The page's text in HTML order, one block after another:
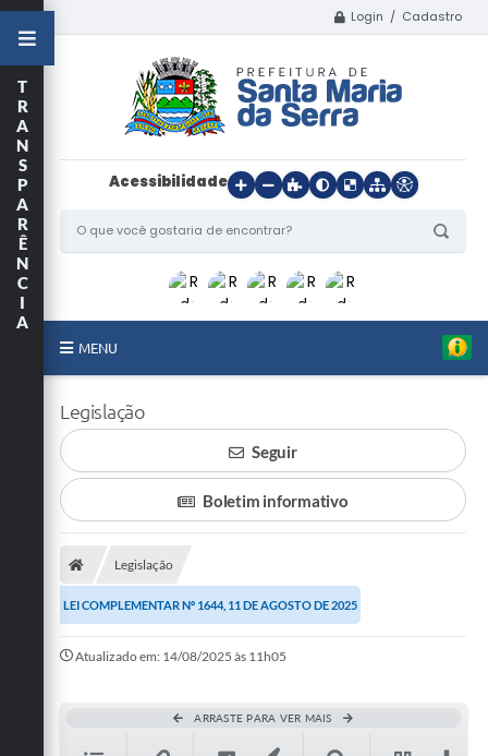
Login / Cadastro
Acessibilidade
MENU
O Município
Departamentos
Turismo
Cultura
Conselhos Municipais
Legislação
T
R
A
N
S
P
A
R
Ê
N
C
I
A
Legislação
Seguir
Boletim informativo
Legislação
LEI COMPLEMENTAR Nº 1644, 11 DE AGOSTO DE 2025
Atualizado em: 14/08/2025 às 11h05
ARRASTE PARA VER MAIS